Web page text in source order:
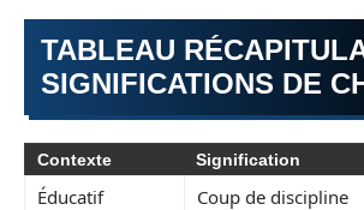
TABLEAU
SIGNIFICATIONS DE
Contexte Signification
Éducatif
Coup de discipline